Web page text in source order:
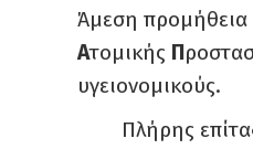
Άμεση
Ατομικής Π
υγειονομικούς.
Πλήρης